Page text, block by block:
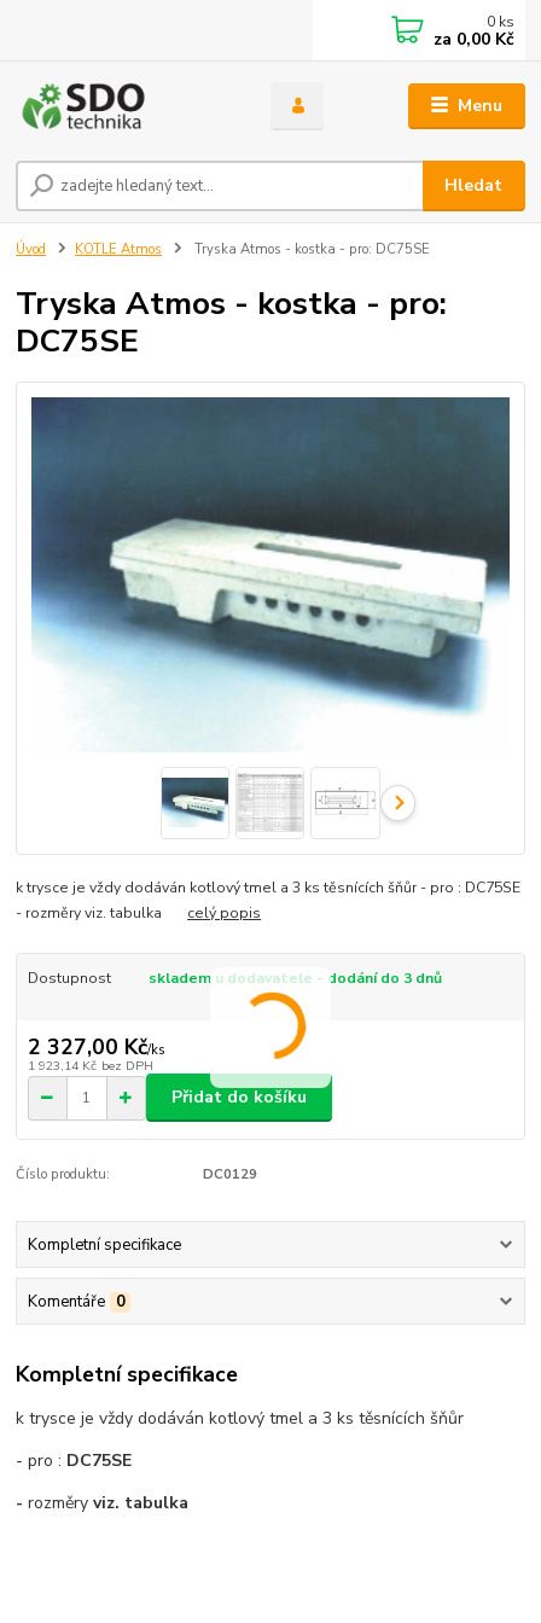
Menu
Hledat
0 ks
za 0,00 Kč
Úvod KOTLE Atmos Tryska Atmos - kostka - pro: DC75SE
Tryska Atmos - kostka - pro:
DC75SE
k trysce je vždy dodáván kotlový tmel a 3 ks těsnících šňůr - pro : DC75SE
- rozměry viz. tabulka celý popis
Dostupnost skladem u dodavatele - dodání do 3 dnů
2 327,00 Kč/ks
1 923,14 Kč bez DPH
Přidat do košíku
Číslo produktu: DC0129
Kompletní specifikace
Komentáře 0
Kompletní specifikace
k trysce je vždy dodáván kotlový tmel a 3 ks těsnících šňůr
- pro : DC75SE
-rozměry viz. tabulka